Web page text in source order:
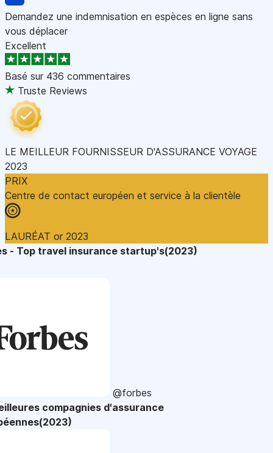
Demandez une indemnisation en espèces en ligne sans
vous déplacer
Excellent
Basé sur 436 commentaires
Truste Reviews
LE MEILLEUR FOURNISSEUR D'ASSURANCE VOYAGE
2023
PRIX
Centre de contact européen et service à la clientèle
LAURÉAT or 2023
- Top travel insurance startup's(2023)
@forbes
compagnies d'assurance